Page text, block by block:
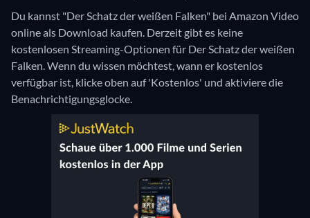
Du kannst "Der Schatz der weißen Falken" bei Amazon Video
online als Download kaufen. Derzeit gibt es keine
kostenlosen Streaming-Optionen für Der Schatz der weißen
Falken. Wenn du wissen möchtest, wann er kostenlos
verfügbar ist, klicke oben auf 'Kostenlos' und aktiviere die
Benachrichtigungsglocke.